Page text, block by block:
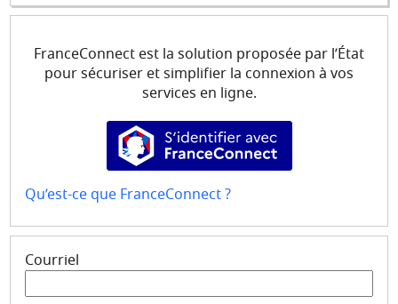
FranceConnect est la solution proposée par l’État
pour sécuriser et simplifier la connexion à vos
services en ligne.
S’identifier avec
Qu’est-ce que FranceConnect ?
Courriel